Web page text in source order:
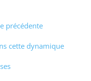
précédente
cette dynamique